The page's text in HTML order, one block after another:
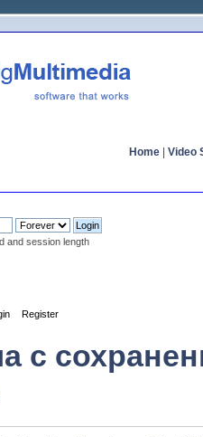
Home Video
and session length
Register
с